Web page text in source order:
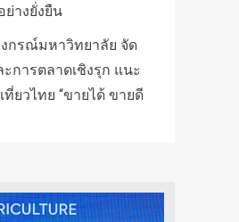
างยั่งยืน
กรณ์มหาวิทยาลัย จัด
การตลาดเชิงรุก แนะ
ยวไทย “ขายได้ ขายดี